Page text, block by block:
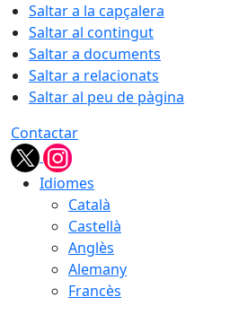
Saltar a la capçalera
Saltar al contingut
Saltar a documents
Saltar a relacionats
Saltar al peu de pàgina
Contactar
Idiomes
Català
Castellà
Anglès
Alemany
Francès